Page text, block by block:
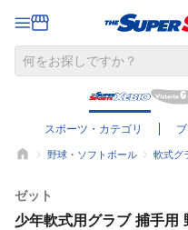
スポーツ・カテゴリ
野球・ソフトボール 軟式グ
ゼット
少年軟式用グラブ 捕手用